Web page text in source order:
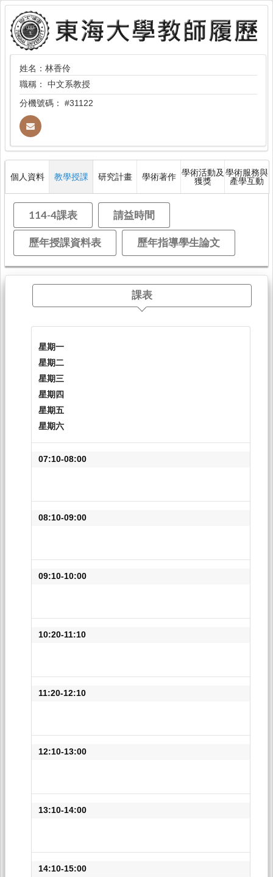
姓名：林香伶
職稱： 中文系教授
分機號碼： #31122
個人資料 教學授課 研究計畫 學術著作 學術活動及
獲獎
學術服務與
產學互動
114-4課表 請益時間
歷年授課資料表 歷年指導學生論文
課表
星期一
星期二
星期三
星期四
星期五
星期六
07:10-08:00
08:10-09:00
09:10-10:00
10:20-11:10
11:20-12:10
12:10-13:00
13:10-14:00
14:10-15:00